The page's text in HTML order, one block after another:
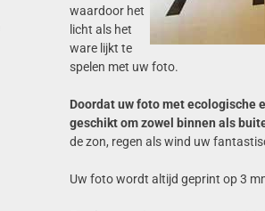
waardoor het
licht als het
ware lijkt te
spelen met uw foto.
Doordat uw foto met
geschikt om zowel binnen als
de zon, regen als wind uw
Uw foto wordt altijd geprint op 3